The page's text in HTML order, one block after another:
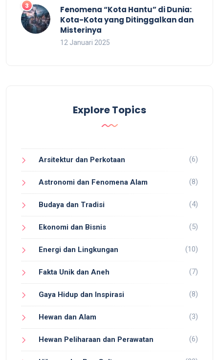
Fenomena “Kota Hantu” di Dunia:
Kota-Kota yang Ditinggalkan dan
Misterinya
12 Januari 2025
Explore Topics
Arsitektur dan Perkotaan (6)
Astronomi dan Fenomena Alam (8)
Budaya dan Tradisi (4)
Ekonomi dan Bisnis (5)
Energi dan Lingkungan (10)
Fakta Unik dan Aneh (7)
Gaya Hidup dan Inspirasi (8)
Hewan dan Alam (3)
Hewan Peliharaan dan Perawatan (6)